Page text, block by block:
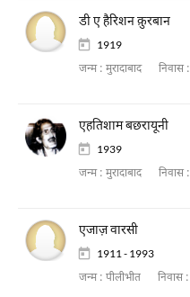
डी ए हैरिशन क़ुरबान
1919
जन्म : मुरादाबाद निवास :
एहतिशाम बछरायूनी
1939
जन्म : मुरादाबाद निवास :
एजाज़ वारसी
1911 - 1993
जन्म : पीलीभीत निवास :